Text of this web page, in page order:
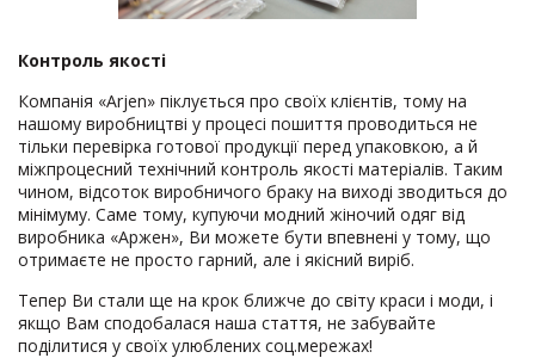
Контроль якості
Компанія «Arjen» піклується про своїх клієнтів, тому на
нашому виробництві у процесі пошиття проводиться не
тільки перевірка готової продукції перед упаковкою, а й
міжпроцесний технічний контроль якості матеріалів. Таким
чином, відсоток виробничого браку на виході зводиться до
мінімуму. Саме тому, купуючи модний жіночий одяг від
виробника «Аржен», Ви можете бути впевнені у тому, що
отримаєте не просто гарний, але і якісний виріб.
Тепер Ви стали ще на крок ближче до світу краси і моди, і
якщо Вам сподобалася наша стаття, не забувайте
поділитися у своїх улюблених соц.мережах!